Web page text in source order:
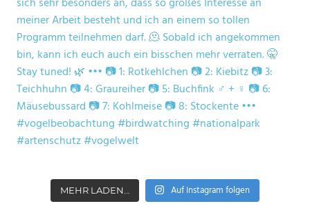
MEHR LADEN… Auf Instagram folgen